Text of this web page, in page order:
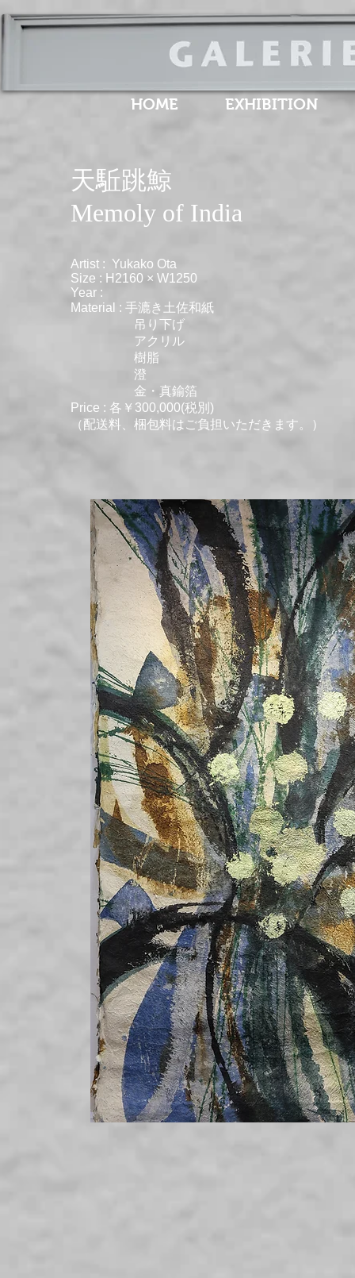
HOME EXHIBITION
天駈跳鯨
​Memoly of India
Artist : Yukako Ota
Size : H2160 × W1250
Year :
Material : 手漉き土佐和紙
吊り下げ
アクリル
樹脂
澄
金・真鍮箔
Price : 各￥300,000(税別)
（配送料、梱包料はご負担いただきます。）